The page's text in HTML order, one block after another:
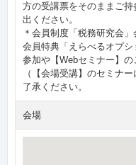
方の受講票をそのままご
出ください。
＊会員制度「税務研究会
会員特典「えらべるオプ
参加や【Webセミナー】
（【会場受講】のセミナ
了承ください。
会場